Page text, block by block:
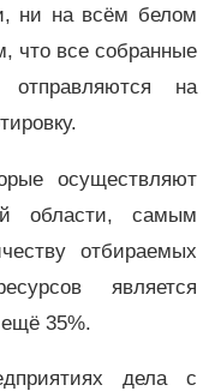
ни на всём белом
что все собранные
на
осуществляют
области, самым
отбираемых
является
35%.
дела с